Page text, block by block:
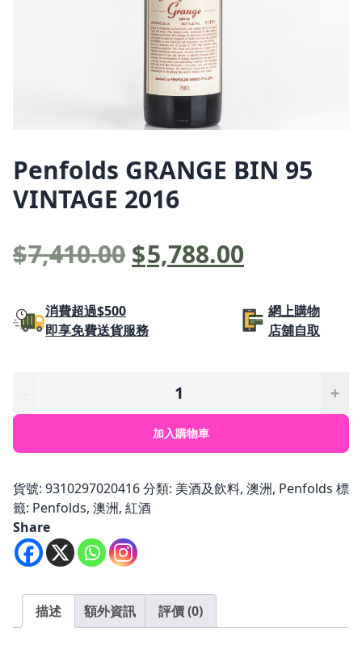
Penfolds GRANGE BIN 95
VINTAGE 2016
$7,410.00 原
格：
$5,788.00
價
格：
消費超過$500
即享免費送貨服務
網上購物
店舖自取
BIN
VINTAGE
數
量
+
加入購物車
貨號: 9310297020416分類: 美酒及飲料, 澳洲, Penfolds 標
籤: Penfolds, 澳洲, 紅酒
Share
描述 額外資訊 評價 (0)